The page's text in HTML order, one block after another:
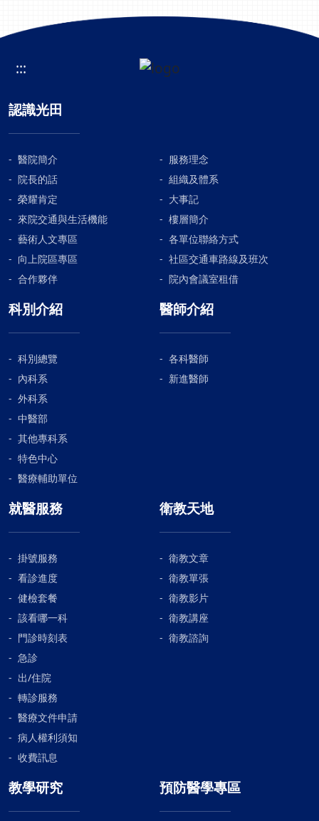
:::
認識光田
醫院簡介
服務理念
院長的話
組織及體系
榮耀肯定
大事記
來院交通與生活機能
樓層簡介
藝術人文專區
各單位聯絡方式
向上院區專區
社區交通車路線及班次
合作夥伴
院內會議室租借
科別介紹
科別總覽
內科系
外科系
中醫部
其他專科系
特色中心
醫療輔助單位
醫師介紹
各科醫師
新進醫師
就醫服務
掛號服務
看診進度
健檢套餐
該看哪一科
門診時刻表
急診
出/住院
轉診服務
醫療文件申請
病人權利須知
收費訊息
衛教天地
衛教文章
衛教單張
衛教影片
衛教講座
衛教諮詢
教學研究 預防醫學專區